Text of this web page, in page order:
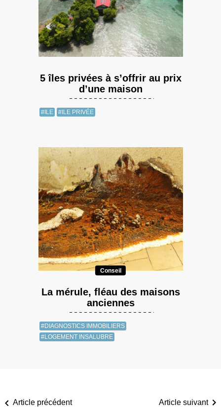
5 îles privées à s’offrir au prix
d’une maison
#ILE #ILE PRIVÉE
Conseil
La mérule, fléau des maisons
anciennes
#DIAGNOSTICS IMMOBILIERS
#LOGEMENT INSALUBRE
Article précédent Article suivant